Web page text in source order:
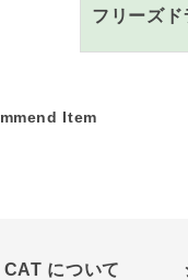
フリーズド
Item
について